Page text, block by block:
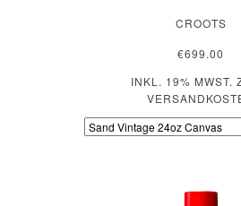
CROOTS
€699.00
INKL. 19% MWST.